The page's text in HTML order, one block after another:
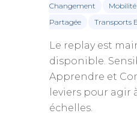
Changement
Partagée
Transports
Le replay est
disponible.
Apprendre et
leviers pour agir
échelles.